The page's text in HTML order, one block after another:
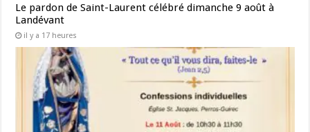
Le pardon de Saint-Laurent célébré dimanche 9 août à
Landévant
il y a 17 heures